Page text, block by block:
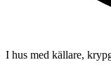
I hus med källare,